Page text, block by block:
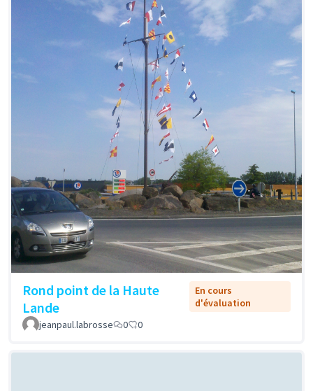
Rond point de la Haute
Lande
En cours
d'évaluation
jeanpaul.labrosse
0 0